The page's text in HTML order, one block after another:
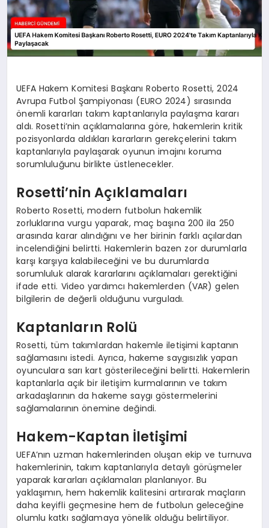
UEFA Hakem Komitesi Başkanı Roberto Rosetti, 2024
Avrupa Futbol Şampiyonası (EURO 2024) sırasında
önemli kararları takım kaptanlarıyla paylaşma kararı
aldı. Rosetti’nin açıklamalarına göre, hakemlerin kritik
pozisyonlarda aldıkları kararların gerekçelerini takım
kaptanlarıyla paylaşarak oyunun imajını koruma
sorumluluğunu birlikte üstlenecekler.
Rosetti’nin Açıklamaları
Roberto Rosetti, modern futbolun hakemlik
zorluklarına vurgu yaparak, maç başına 200 ila 250
arasında karar alındığını ve her birinin farklı açılardan
incelendiğini belirtti. Hakemlerin bazen zor durumlarla
karşı karşıya kalabileceğini ve bu durumlarda
sorumluluk alarak kararlarını açıklamaları gerektiğini
ifade etti. Video yardımcı hakemlerden (VAR) gelen
bilgilerin de değerli olduğunu vurguladı.
Kaptanların Rolü
Rosetti, tüm takımlardan hakemle iletişimi kaptanın
sağlamasını istedi. Ayrıca, hakeme saygısızlık yapan
oyunculara sarı kart gösterileceğini belirtti. Hakemlerin
kaptanlarla açık bir iletişim kurmalarının ve takım
arkadaşlarının da hakeme saygı göstermelerini
sağlamalarının önemine değindi.
Hakem-Kaptan İletişimi
UEFA’nın uzman hakemlerinden oluşan ekip ve turnuva
hakemlerinin, takım kaptanlarıyla detaylı görüşmeler
yaparak kararları açıklamaları planlanıyor. Bu
yaklaşımın, hem hakemlik kalitesini artırarak maçların
daha keyifli geçmesine hem de futbolun geleceğine
olumlu katkı sağlamaya yönelik olduğu belirtiliyor.